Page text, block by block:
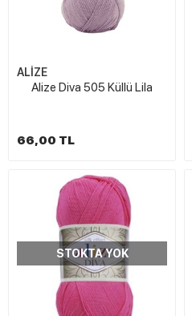
ALİZE
Alize Diva 505 Küllü Lila
66,00 TL
STOKTA YOK